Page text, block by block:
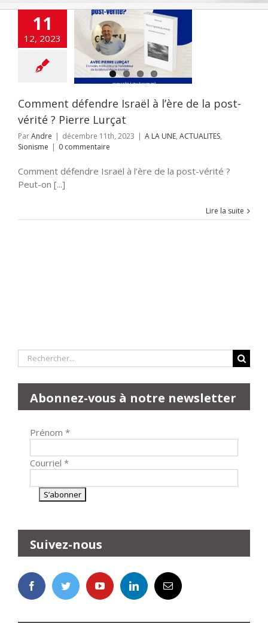
11
12, 2023
défendre
de la post-
Pierre Lurçat
ACTUALITES
Comment défendre Israël à l’ère de la post-
vérité ? Pierre Lurçat
ParAndre | décembre 11th, 2023 | A LA UNE, ACTUALITES,
Sionisme | 0 commentaire
Comment défendre Israël à l’ère de la post-vérité ?
Peut-on [...]
Lire la suite
Rechercher:
Abonnez-vous à notre newsletter
Prénom *
Courriel *
Suivez-nous